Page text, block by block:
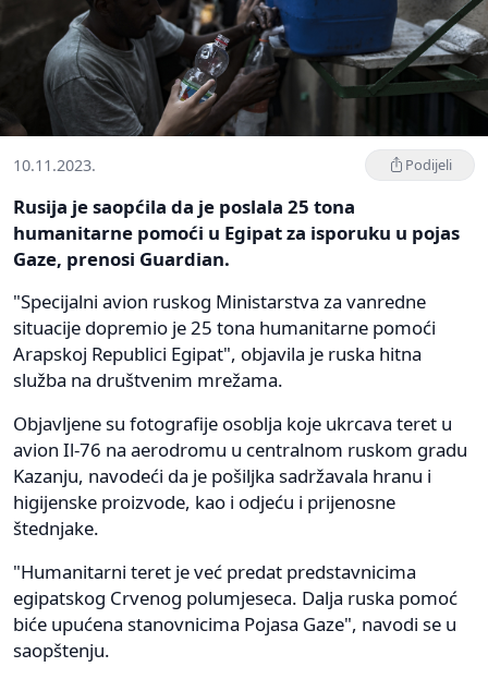
10.11.2023. Podijeli
Rusija je saopćila da je poslala 25 tona
humanitarne pomoći u Egipat za isporuku u pojas
Gaze, prenosi Guardian.
"Specijalni avion ruskog Ministarstva za vanredne
situacije dopremio je 25 tona humanitarne pomoći
Arapskoj Republici Egipat", objavila je ruska hitna
služba na društvenim mrežama.
Objavljene su fotografije osoblja koje ukrcava teret u
avion Il-76 na aerodromu u centralnom ruskom gradu
Kazanju, navodeći da je pošiljka sadržavala hranu i
higijenske proizvode, kao i odjeću i prijenosne
štednjake.
"Humanitarni teret je već predat predstavnicima
egipatskog Crvenog polumjeseca. Dalja ruska pomoć
biće upućena stanovnicima Pojasa Gaze", navodi se u
saopštenju.